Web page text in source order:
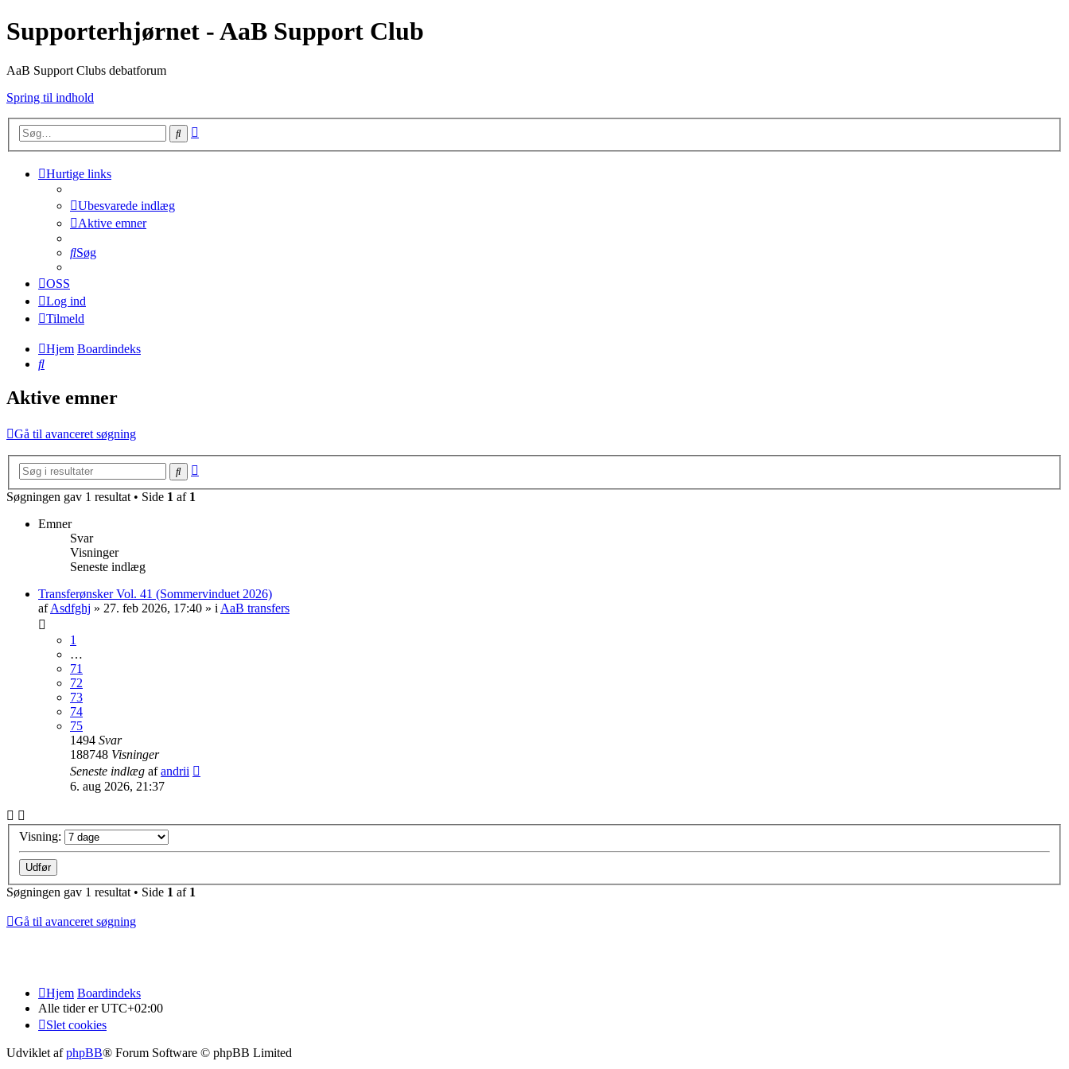
Supporterhjørnet - AaB Support Club
AaB Support Clubs debatforum
Spring til indhold
Søg
Hurtige links
Ubesvarede indlæg
Aktive emner
Søg
OSS
Log ind
Tilmeld
Hjem Boardindeks
Søg
Aktive emner
Gå til avanceret søgning
Søg
Søgningen gav 1 resultat • Side 1 af 1
Emner
Svar
Visninger
Seneste indlæg
Transferønsker Vol. 41 (Sommervinduet 2026)
afAsdfghj » 27. feb 2026, 17:40 » i AaB transfers
1
…
71
72
73
74
75
1494 Svar
188748 Visninger
Seneste indlæg afandrii
6. aug 2026, 21:37
Visning:
Søgningen gav 1 resultat • Side 1 af 1
Gå til avanceret søgning
Hjem Boardindeks
Alle tider erUTC+02:00
Slet cookies
Udviklet afphpBB® Forum Software © phpBB Limited